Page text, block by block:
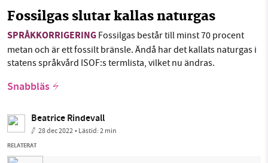
Fossilgas slutar kallas naturgas
SPRÅKKORRIGERING Fossilgas består till minst 70 procent
metan och är ett fossilt bränsle. Ändå har det kallats naturgas i
statens språkvård ISOF:s termlista, vilket nu ändras.
Snabbläs
Beatrice Rindevall
28 dec 2022• Lästid:2 min
RELATERAT
1231368703
Läs vad vi vill göra